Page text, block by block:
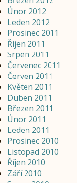
Únor 2012
Leden 2012
Prosinec 2011
Říjen 2011
Srpen 2011
Červenec 2011
Červen 2011
Květen 2011
Duben 2011
Březen 2011
Únor 2011
Leden 2011
Prosinec 2010
Listopad 2010
Říjen 2010
Září 2010